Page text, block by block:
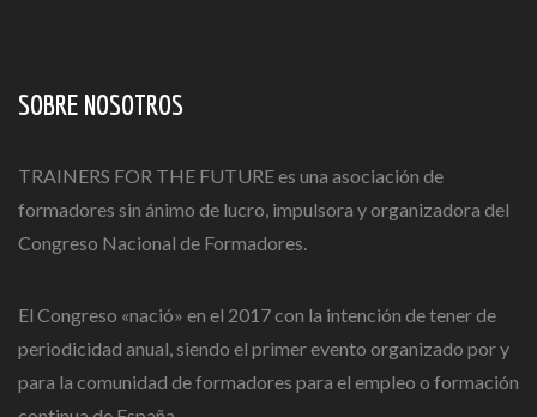
SOBRE NOSOTROS
TRAINERS FOR THE FUTURE es una asociación de
formadores sin ánimo de lucro, impulsora y organizadora del
Congreso Nacional de Formadores.
El Congreso «nació» en el 2017 con la intención de tener de
periodicidad anual, siendo el primer evento organizado por y
para la comunidad de formadores para el empleo o formación